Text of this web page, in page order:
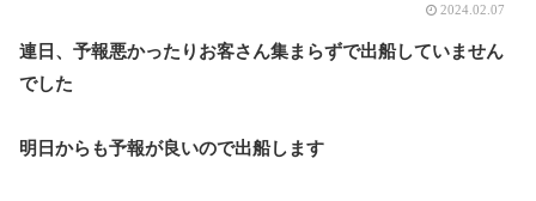
2024.02.07
連日、予報悪かったりお客さん集まらずで出船していません
でした
明日からも予報が良いので出船します